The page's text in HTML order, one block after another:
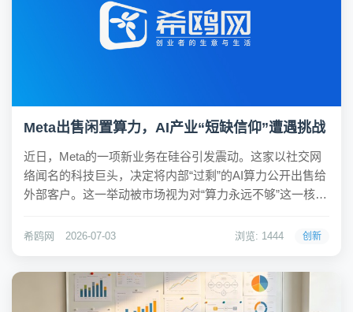
Meta出售闲置算力，AI产业“短缺信仰”遭遇挑战
近日，Meta的一项新业务在硅谷引发震动。这家以社交网
络闻名的科技巨头，决定将内部“过剩”的AI算力公开出售给
外部客户。这一举动被市场视为对“算力永远不够”这一核心
美元，而Meta股价却逆势上涨。该事件迅速成为行业焦
希鸥网 2026-07-03 浏览: 1444 创新